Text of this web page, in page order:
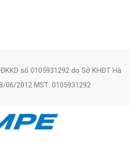
số 0105931292 do Sở KHĐT Hà
06/2012 MST: 0105931292